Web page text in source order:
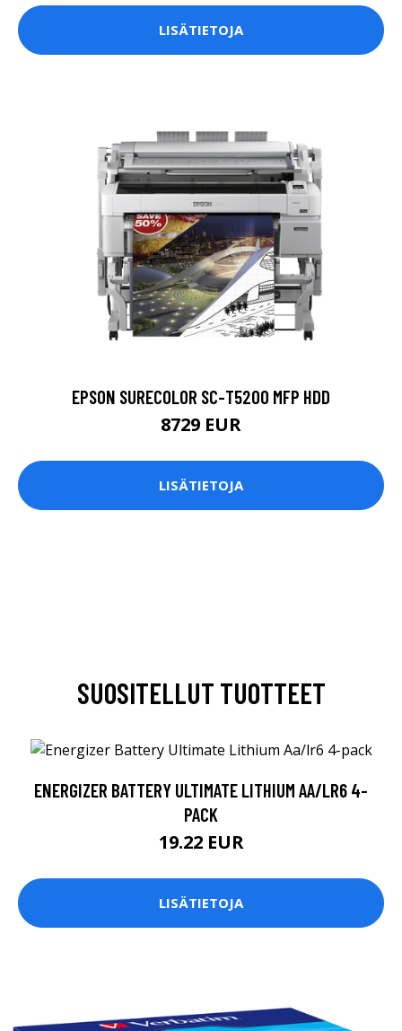
LISÄTIETOJA
EPSON SURECOLOR SC-T5200 MFP HDD
8729 EUR
LISÄTIETOJA
SUOSITELLUT TUOTTEET
ENERGIZER BATTERY ULTIMATE LITHIUM AA/LR6 4-
PACK
19.22 EUR
LISÄTIETOJA